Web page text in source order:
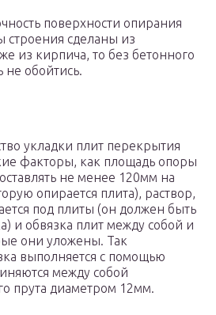
поверхности опирания
строения сделаны из
из кирпича, то без бетонного
не обойтись.
укладки плит перекрытия
факторы, как площадь опоры
не менее 120мм на
опирается плита), раствор,
под плиты (он должен быть
и обвязка плит между собой и
они уложены. Так
выполняется с помощью
между собой
прута диаметром 12мм.